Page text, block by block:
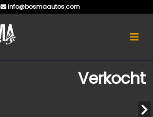
info@bosmaautos.com
Verkocht